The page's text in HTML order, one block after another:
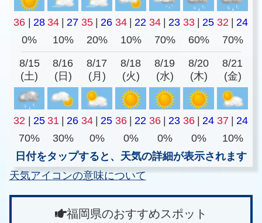
36 28 34 27 35 26 34 22 34 23 33 25 32
24
0%
10% 20% 10% 70% 60% 70%
8/15
(土)
8/16
(日)
8/17
(月)
8/18
(火)
8/19
(水)
8/20
(木)
8/21
(金)
32 25 31 26 34 25 36 22 36 23 36 24 37
24
70%
30% 0% 0% 0% 0%
10%
日付をタップすると、天気の詳細が表示されます
天気アイコンの意味について
福岡県のおすすめスポット